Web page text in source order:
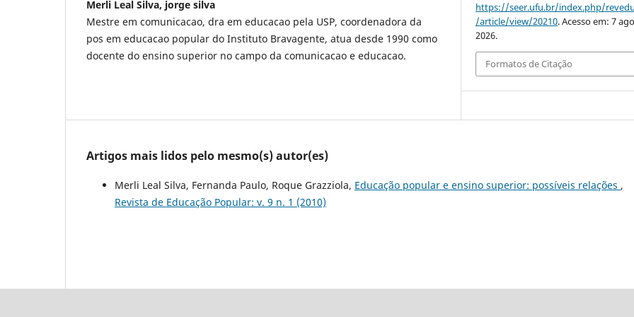
Merli Leal Silva, jorge silva
Mestre em comunicacao, dra em educacao pela USP, coordenadora da
pos em educacao popular do Instituto Bravagente, atua desde 1990 como
docente do ensino superior no campo da comunicacao e educacao.
https://seer.ufu.br/index.php/
/article/view/20210. Acesso em: 7
2026.
Formatos de Citação
Artigos mais lidos pelo mesmo(s) autor(es)
Merli Leal Silva, Fernanda Paulo, Roque Grazziola, Educação popular e ensino superior: possíveis relações ,
Revista de Educação Popular: v. 9 n. 1 (2010)